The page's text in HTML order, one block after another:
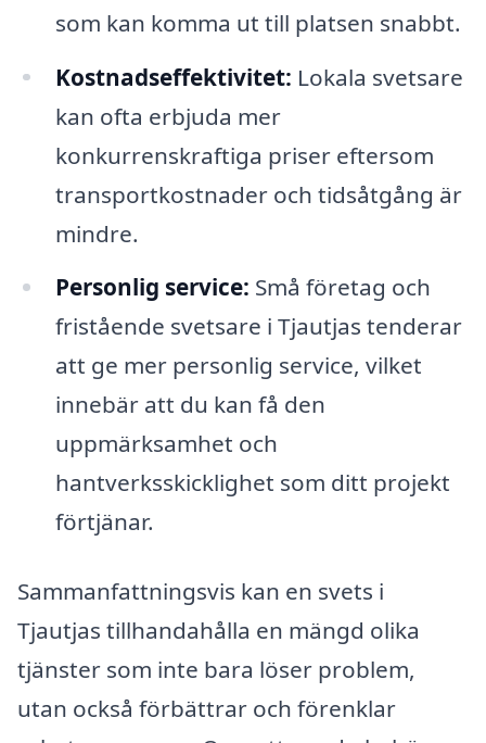
som kan komma ut till platsen snabbt.
Kostnadseffektivitet: Lokala svetsare
kan ofta erbjuda mer
konkurrenskraftiga priser eftersom
transportkostnader och tidsåtgång är
mindre.
Personlig service: Små företag och
fristående svetsare i Tjautjas tenderar
att ge mer personlig service, vilket
innebär att du kan få den
uppmärksamhet och
hantverksskicklighet som ditt projekt
förtjänar.
Sammanfattningsvis kan en svets i
Tjautjas tillhandahålla en mängd olika
tjänster som inte bara löser problem,
utan också förbättrar och förenklar